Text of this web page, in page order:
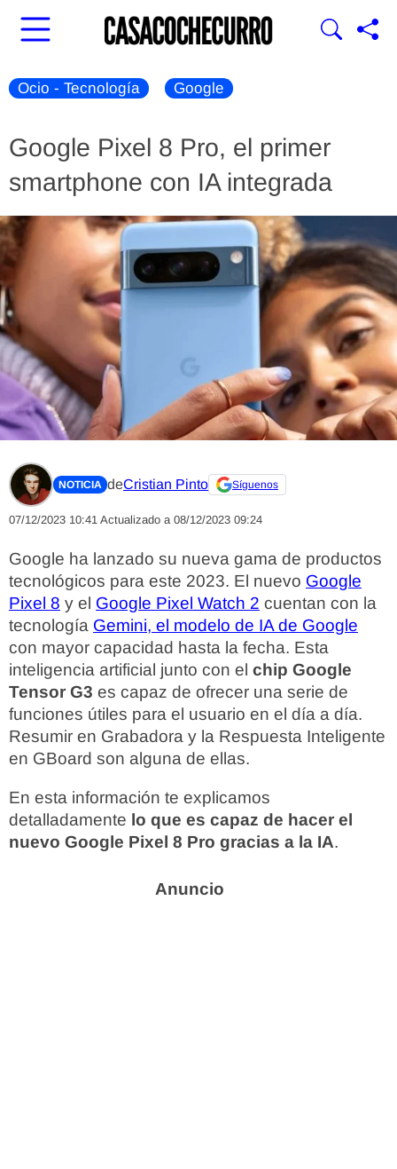
Ocio - Tecnología Google
Google Pixel 8 Pro, el primer
smartphone con IA integrada
NOTICIA deCristian Pinto Síguenos
07/12/2023 10:41 Actualizado a 08/12/2023 09:24
Google ha lanzado su nueva gama de productos
tecnológicos para este 2023. El nuevo Google
Pixel 8 y el Google Pixel Watch 2 cuentan con la
tecnología Gemini, el modelo de IA de Google
con mayor capacidad hasta la fecha. Esta
inteligencia artificial junto con el chip Google
Tensor G3 es capaz de ofrecer una serie de
funciones útiles para el usuario en el día a día.
Resumir en Grabadora y la Respuesta Inteligente
en GBoard son alguna de ellas.
En esta información te explicamos
detalladamente lo que es capaz de hacer el
nuevo Google Pixel 8 Pro gracias a la IA.